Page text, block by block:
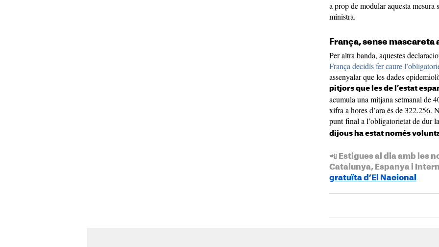
a prop de modular aquesta
ministra.
França, sense mascareta
Per altra banda, aquestes
França decidís fer caure
assenyalar que les dades
pitjors que les de l’estat
acumula una mitjana setmanal de
xifra a hores d’ara és de 322.256.
punt final a l’obligatorietat de dur
dijous ha estat només
📲 Estigues al dia amb les
Catalunya, Espanya i
gratuïta d’El Nacional